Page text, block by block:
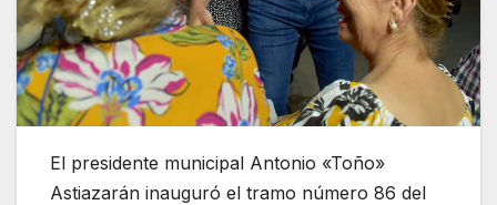
El presidente municipal Antonio «Toño»
Astiazarán inauguró el tramo número 86 del